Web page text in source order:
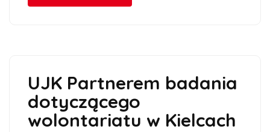
UJK Partnerem badania
dotyczącego
wolontariatu w Kielcach